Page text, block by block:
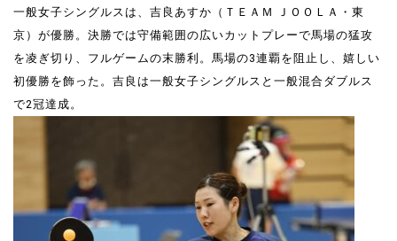
一般女子シングルスは、吉良あすか（ＴＥＡＭ ＪＯＯＬＡ・東
京）が優勝。決勝では守備範囲の広いカットプレーで馬場の猛攻
を凌ぎ切り、フルゲームの末勝利。馬場の3連覇を阻止し、嬉しい
初優勝を飾った。吉良は一般女子シングルスと一般混合ダブルス
で2冠達成。